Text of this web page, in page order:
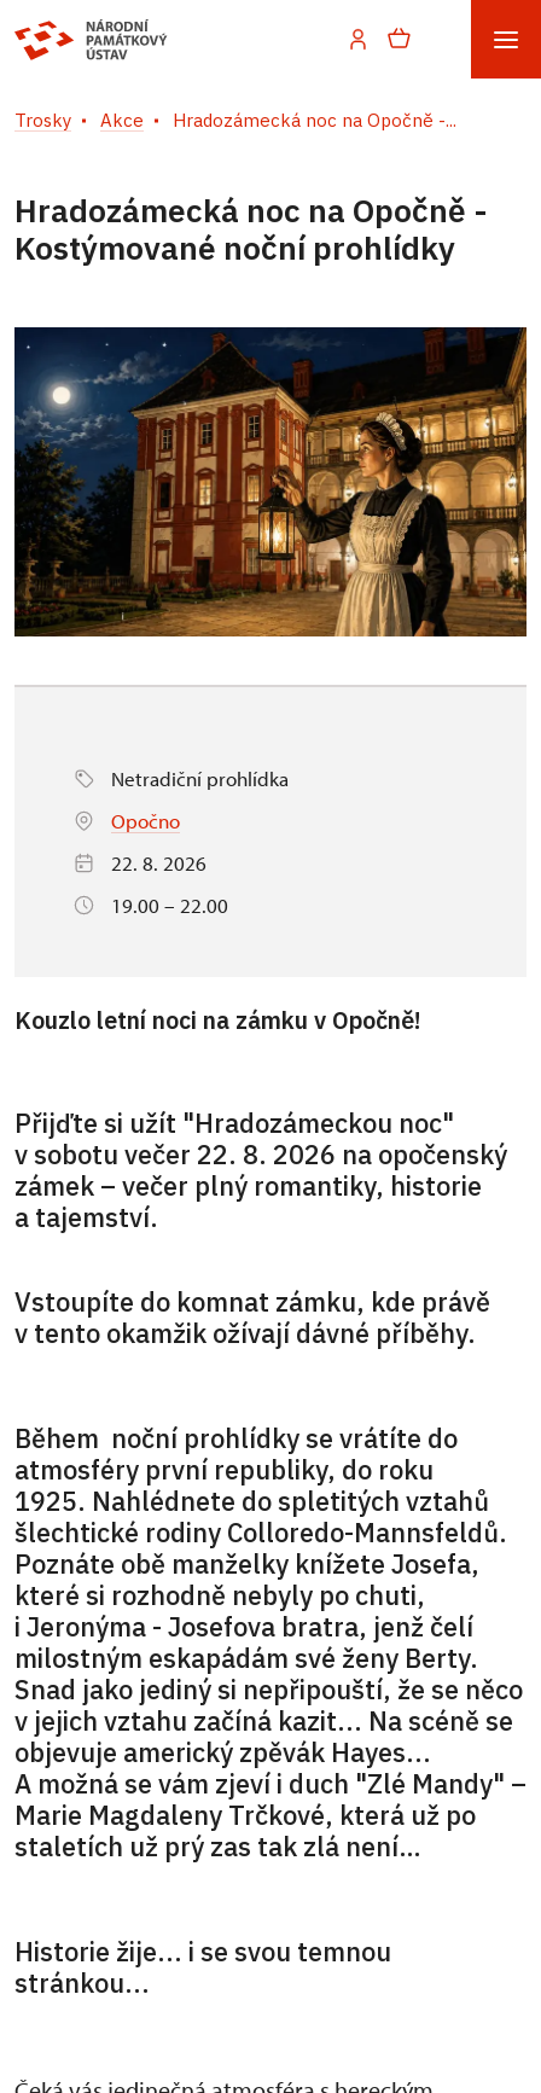
Trosky Akce Hradozámecká noc na Opočně -...
Hradozámecká noc na Opočně -
Kostýmované noční prohlídky
Netradiční prohlídka
Opočno
22. 8. 2026
19.00 – 22.00
Kouzlo letní noci na zámku v Opočně!
Přijďte si užít "Hradozámeckou noc"
v sobotu večer 22. 8. 2026 na opočenský
zámek – večer plný romantiky, historie
a tajemství.
Vstoupíte do komnat zámku, kde právě
v tento okamžik ožívají dávné příběhy.
Během noční prohlídky se vrátíte do
atmosféry první republiky, do roku
1925. Nahlédnete do spletitých vztahů
šlechtické rodiny Colloredo-Mannsfeldů.
Poznáte obě manželky knížete Josefa,
které si rozhodně nebyly po chuti,
i Jeronýma - Josefova bratra, jenž čelí
milostným eskapádám své ženy Berty.
Snad jako jediný si nepřipouští, že se něco
v jejich vztahu začíná kazit... Na scéně se
objevuje americký zpěvák Hayes...
A možná se vám zjeví i duch "Zlé Mandy" –
Marie Magdaleny Trčkové, která už po
staletích už prý zas tak zlá není…
Historie žije... i se svou temnou
stránkou...